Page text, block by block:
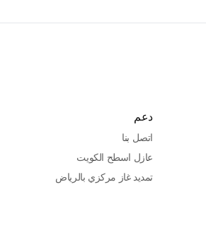
دعم
اتصل بنا
عازل اسطح الكويت
تمديد غاز مركزي بالرياض